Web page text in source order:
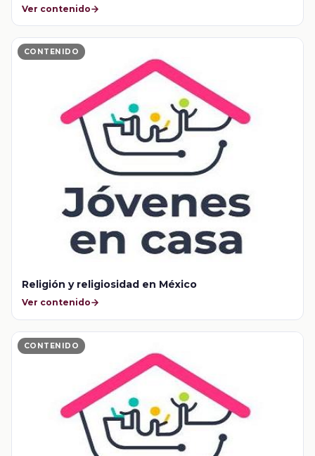
Ver contenido
CONTENIDO
Religión y religiosidad en México
Ver contenido
CONTENIDO